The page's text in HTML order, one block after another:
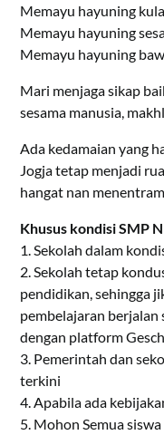
Memayu hayuning
Memayu hayuning
Memayu hayuning
Mari menjaga sikap
sesama manusia,
Ada kedamaian yang
Jogja tetap menjadi
hangat nan
Khusus kondisi SMP
1. Sekolah dalam
2. Sekolah tetap
pendidikan, sehingga
pembelajaran berjalan
dengan platform
3. Pemerintah dan
terkini
4. Apabila ada
5. Mohon Semua